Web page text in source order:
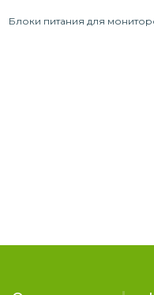
Блоки питания для